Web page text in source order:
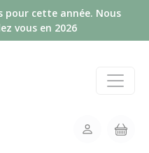
pour cette année. Nous
vous en 2026